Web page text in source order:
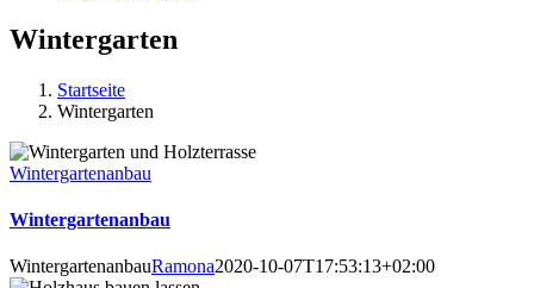
Wintergarten
Startseite
Wintergarten
Wintergartenanbau
Wintergartenanbau
WintergartenanbauRamona2020-10-07T17:53:13+02:00